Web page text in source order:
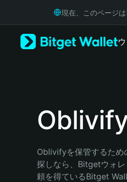
Русский
Bahasa Indonesia
現在、このページは
Oblivifyを保管するため
探しなら、Bitgetウォ
頼を得ているBitget